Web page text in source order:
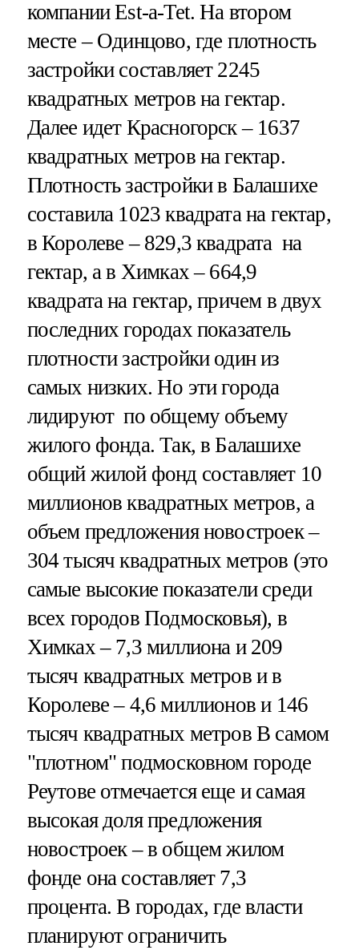
компании Est-a-Tet. На втором
месте – Одинцово, где плотность
застройки составляет 2245
квадратных метров на гектар.
Далее идет Красногорск – 1637
квадратных метров на гектар.
Плотность застройки в Балашихе
составила 1023 квадрата на гектар,
в Королеве – 829,3 квадрата на
гектар, а в Химках – 664,9
квадрата на гектар, причем в двух
последних городах показатель
плотности застройки один из
самых низких. Но эти города
лидируют по общему объему
жилого фонда. Так, в Балашихе
общий жилой фонд составляет 10
миллионов квадратных метров, а
объем предложения новостроек –
304 тысяч квадратных метров (это
самые высокие показатели среди
всех городов Подмосковья), в
Химках – 7,3 миллиона и 209
тысяч квадратных метров и в
Королеве – 4,6 миллионов и 146
тысяч квадратных метров В самом
"плотном" подмосковном городе
Реутове отмечается еще и самая
высокая доля предложения
новостроек – в общем жилом
фонде она составляет 7,3
процента. В городах, где власти
планируют ограничить